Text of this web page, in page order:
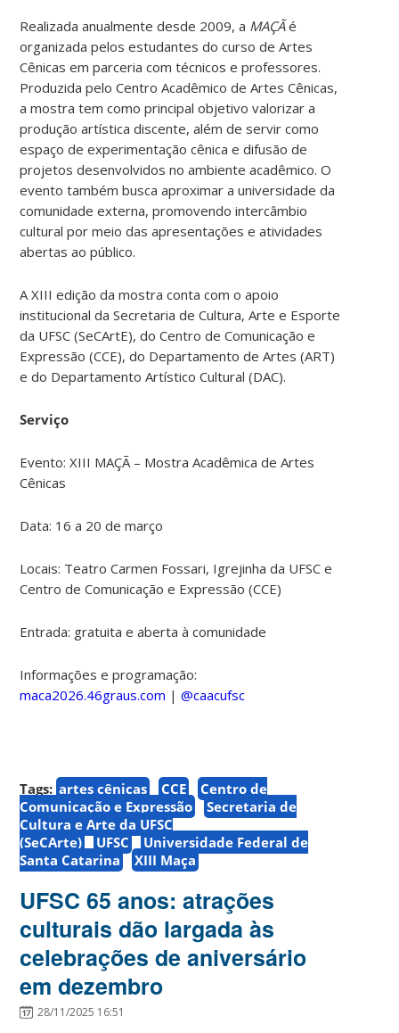
Realizada anualmente desde 2009, a MAÇÃé
organizada pelos estudantes do curso de Artes
Cênicas em parceria com técnicos e professores.
Produzida pelo Centro Acadêmico de Artes Cênicas,
a mostra tem como principal objetivo valorizar a
produção artística discente, além de servir como
espaço de experimentação cênica e difusão de
projetos desenvolvidos no ambiente acadêmico. O
evento também busca aproximar a universidade da
comunidade externa, promovendo intercâmbio
cultural por meio das apresentações e atividades
abertas ao público.
A XIII edição da mostra conta com o apoio
institucional da Secretaria de Cultura, Arte e Esporte
da UFSC (SeCArtE), do Centro de Comunicação e
Expressão (CCE), do Departamento de Artes (ART)
e do Departamento Artístico Cultural (DAC).
Serviço
Evento: XIII MAÇÃ – Mostra Acadêmica de Artes
Cênicas
Data: 16 a 20 de março
Locais: Teatro Carmen Fossari, Igrejinha da UFSC e
Centro de Comunicação e Expressão (CCE)
Entrada: gratuita e aberta à comunidade
Informações e programação:
maca2026.46graus.com |@caacufsc
Tags: artes cênicas CCE
Centro de
Comunicação e Expressão
Secretaria de
Cultura e Arte da UFSC
(SeCArte)
UFSC
Universidade Federal de
Santa Catarina
XIII Maça
UFSC 65 anos: atrações
culturais dão largada às
celebrações de aniversário
em dezembro
28/11/2025 16:51